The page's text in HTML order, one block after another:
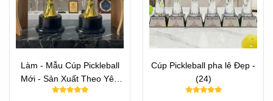
Làm - Mẫu Cúp Pickleball
Mới - Sản Xuất Theo Yêu
Cầu (20)
Cúp Pickleball pha lê Đẹp -
(24)